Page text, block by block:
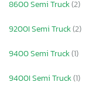
8600 Semi Truck(2)
9200I Semi Truck(2)
9400 Semi Truck(1)
9400I Semi Truck(1)